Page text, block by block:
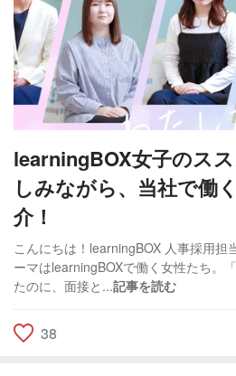
learningBOX女子のス
しみながら、当社で働
介！
こんにちは！learningBOX 人事採用担
ーマはlearningBOXで働く女性たち。
たのに、面接と...記事を読む
38